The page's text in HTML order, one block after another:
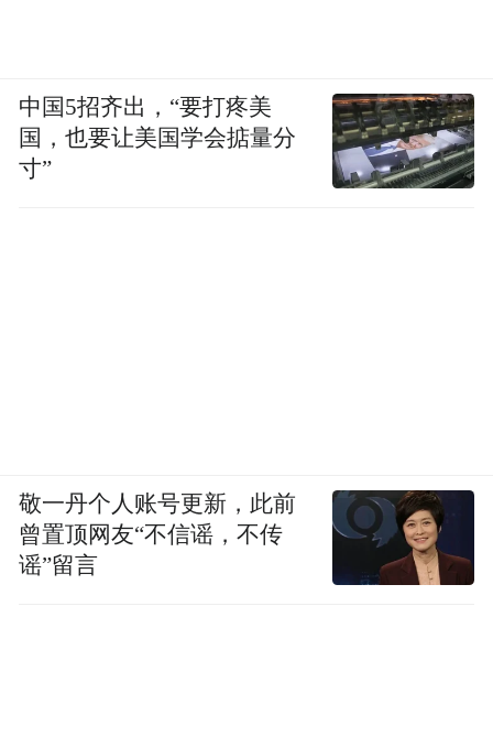
中国5招齐出，“要打疼美
国，也要让美国学会掂量分
寸”
敬一丹个人账号更新，此前
曾置顶网友“不信谣，不传
谣”留言